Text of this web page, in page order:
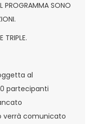
PROGRAMMA SONO
TRIPLE.
al
partecipanti
verrà comunicato